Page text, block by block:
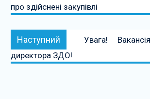
про здійснені закупівлі
Наступний Наступний:
Увага!
директора ЗДО!